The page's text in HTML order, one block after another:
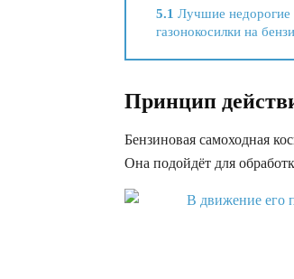
5.1 Лучшие недорогие
газонокосилки на
Принцип
Бензиновая самоходная
Она подойдёт для